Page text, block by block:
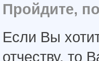
Пройдите,
Если Вы
отчеству, то